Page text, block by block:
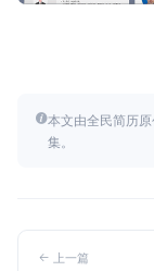
本文由全民简历
集。
上一篇